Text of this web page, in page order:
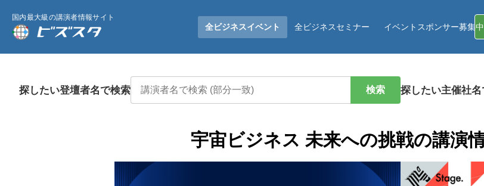
国内最大級の講演者情報サイト
全ビジネスイベント 全ビジネスセミナー イベントスポンサー募集中
探したい登壇者名で検索 検索 探したい主催社
宇宙ビジネス 未来への挑戦の講演